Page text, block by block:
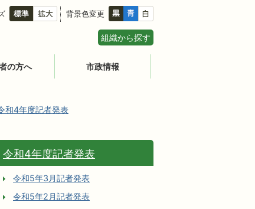
背景色変更
組織から探す
の方へ 市政情報
和4年度記者発表
令和4年度記者発表
令和5年3月記者発表
令和5年2月記者発表